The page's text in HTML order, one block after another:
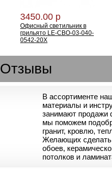
3450.00 р
Офисный светильник в
грильято LE-СВО-03-040-
0542-20Х
Отзывы
В ассортименте
материалы и
занимают продажи
мы поможем
гранит, кровлю,
Желающих сделать
обоев,
потолков и